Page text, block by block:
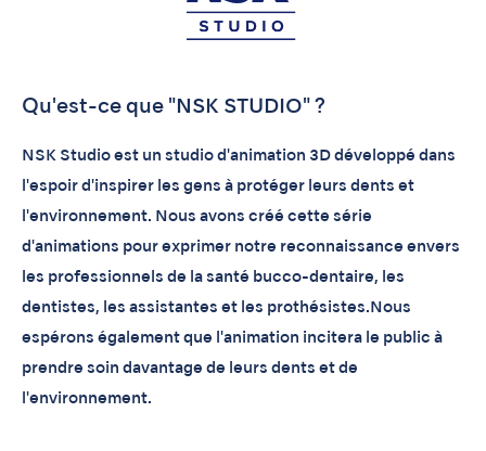
Qu'est-ce que "NSK STUDIO" ?
NSK Studio est un studio d'animation 3D développé dans
l'espoir d'inspirer les gens à protéger leurs dents et
l'environnement. Nous avons créé cette série
d'animations pour exprimer notre reconnaissance envers
les professionnels de la santé bucco-dentaire, les
dentistes, les assistantes et les prothésistes.Nous
espérons également que l'animation incitera le public à
prendre soin davantage de leurs dents et de
l'environnement.